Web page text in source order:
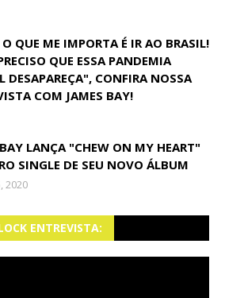
QUE ME IMPORTA É IR AO BRASIL!
QUE ESSA PANDEMIA
DESAPAREÇA", CONFIRA NOSSA
COM JAMES BAY!
LANÇA "CHEW ON MY HEART"
SINGLE DE SEU NOVO ÁLBUM
2020
ENTREVISTA: